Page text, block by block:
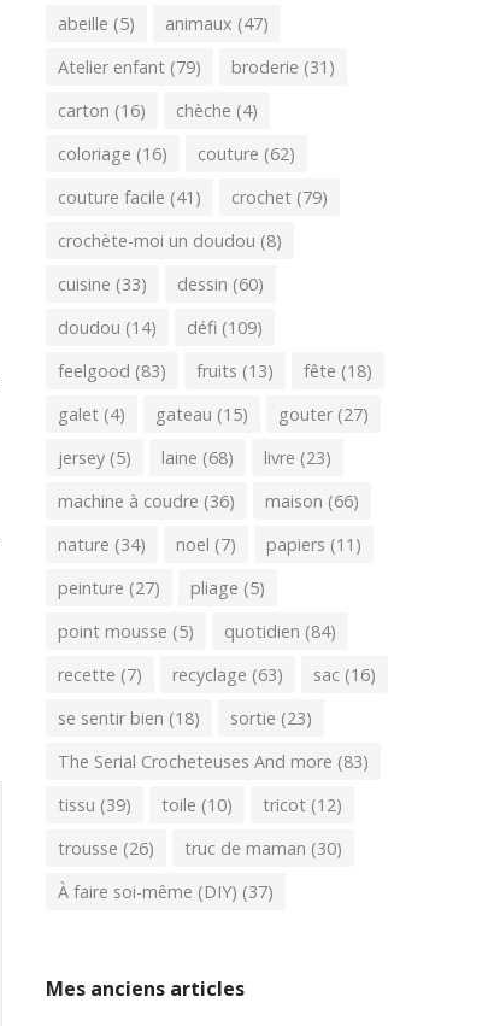
abeille (5) animaux (47)
Atelier enfant (79) broderie (31)
carton (16) chèche (4)
coloriage (16) couture (62)
couture facile (41) crochet (79)
crochète-moi un doudou (8)
cuisine (33) dessin (60)
doudou (14) défi (109)
feelgood (83) fruits (13) fête (18)
galet (4) gateau (15) gouter (27)
jersey (5) laine (68) livre (23)
machine à coudre (36) maison (66)
nature (34) noel (7) papiers (11)
peinture (27) pliage (5)
point mousse (5) quotidien (84)
recette (7) recyclage (63) sac (16)
se sentir bien (18) sortie (23)
The Serial Crocheteuses And more (83)
tissu (39) toile (10) tricot (12)
trousse (26) truc de maman (30)
À faire soi-même (DIY) (37)
Mes anciens articles